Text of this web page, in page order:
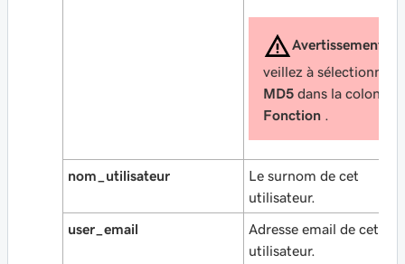
Avertissement:
veillez à sélectionner
MD5 dans la colonne
Fonction
nom_utilisateur
Le surnom de cet
utilisateur.
user_email
Adresse email de cet
utilisateur.